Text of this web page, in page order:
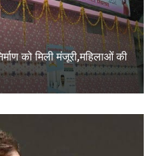
को मिली मंजूरी,महिलाओं की